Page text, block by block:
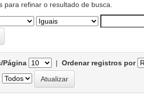
para refinar o resultado de busca.
Página | Ordenar registros por